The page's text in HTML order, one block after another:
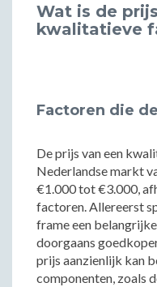
Wat is de
kwalitatieve
Factoren die
De prijs van een
Nederlandse markt
€1.000 tot €3.000,
factoren. Allereerst
frame een
doorgaans
prijs aanzienlijk kan
componenten, zoals